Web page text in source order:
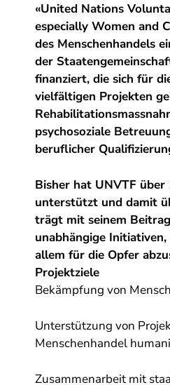
«United Nations
especially Women and
des Menschenhandels
der
finanziert, die sich für
vielfältigen Projekten
psychosoziale
beruflicher
Bisher hat UNVTF
unterstützt und damit
trägt mit seinem
unabhängige
allem für die Opfer
Projektziele
Bekämpfung von
Unterstützung von
Menschenhandel
Zusammenarbeit mit